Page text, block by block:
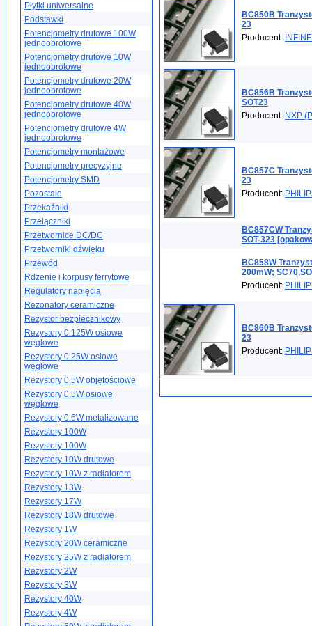
Płytki uniwersalne
Podstawki
Potencjometry drutowe 100W
jednoobrotowe
Potencjometry drutowe 10W
jednoobrotowe
Potencjometry drutowe 20W
jednoobrotowe
Potencjometry drutowe 40W
jednoobrotowe
Potencjometry drutowe 4W
jednoobrotowe
Potencjometry montażowe
Potencjometry precyzyjne
Potencjometry SMD
Pozostałe
Przekaźniki
Przełączniki
Przetwornice DC/DC
Przetworniki dźwięku
Przewód
Rdzenie i korpusy ferrytowe
Regulatory napięcia
Rezonatory ceramiczne
Rezystor bezpiecznikowy
Rezystory 0.125W osiowe
węglowe
Rezystory 0.25W osiowe
węglowe
Rezystory 0.5W objętościowe
Rezystory 0.5W osiowe
węglowe
Rezystory 0.6W metalizowane
Rezystory 100W
Rezystory 100W
Rezystory 10W drutowe
Rezystory 10W z radiatorem
Rezystory 13W
Rezystory 17W
Rezystory 18W drutowe
Rezystory 1W
Rezystory 20W ceramiczne
Rezystory 25W z radiatorem
Rezystory 2W
Rezystory 3W
Rezystory 40W
Rezystory 4W
BC850B
23
Producent:
BC856B
SOT23
Producent: NXP
BC857C
23
Producent:
BC857CW
SOT-323
BC858W
200mW;
Producent:
BC860B
23
Producent: